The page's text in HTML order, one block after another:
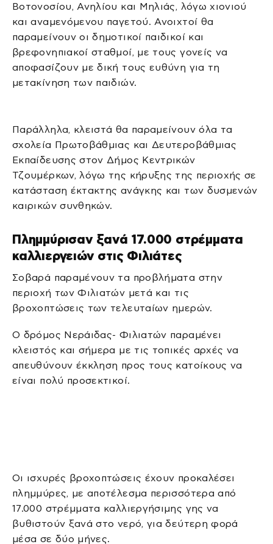
Βοτονοσίου, Ανηλίου και Μηλιάς, λόγω χιονιού
και αναμενόμενου παγετού. Ανοιχτοί θα
παραμείνουν οι δημοτικοί παιδικοί και
βρεφονηπιακοί σταθμοί, με τους γονείς να
αποφασίζουν με δική τους ευθύνη για τη
μετακίνηση των παιδιών.
Παράλληλα, κλειστά θα παραμείνουν όλα τα
σχολεία Πρωτοβάθμιας και Δευτεροβάθμιας
Εκπαίδευσης στον Δήμος Κεντρικών
Τζουμέρκων, λόγω της κήρυξης της περιοχής σε
κατάσταση έκτακτης ανάγκης και των δυσμενών
καιρικών συνθηκών.
Πλημμύρισαν ξανά 17.000 στρέμματα
καλλιεργειών στις Φιλιάτες
Σοβαρά παραμένουν τα προβλήματα στην
περιοχή των Φιλιατών μετά και τις
βροχοπτώσεις των τελευταίων ημερών.
Ο δρόμος Νεράιδας- Φιλιατών παραμένει
κλειστός και σήμερα με τις τοπικές αρχές να
απευθύνουν έκκληση προς τους κατοίκους να
είναι πολύ προσεκτικοί.
Οι ισχυρές βροχοπτώσεις έχουν προκαλέσει
πλημμύρες, με αποτέλεσμα περισσότερα από
17.000 στρέμματα καλλιεργήσιμης γης να
βυθιστούν ξανά στο νερό, για δεύτερη φορά
μέσα σε δύο μήνες.